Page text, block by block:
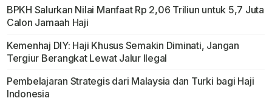
BPKH Salurkan Nilai Manfaat Rp 2,06 Triliun untuk 5,7 Juta
Calon Jamaah Haji
Kemenhaj DIY: Haji Khusus Semakin Diminati, Jangan
Tergiur Berangkat Lewat Jalur Ilegal
Pembelajaran Strategis dari Malaysia dan Turki bagi Haji
Indonesia